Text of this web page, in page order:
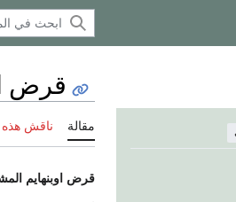
قرض
مقالة ناقش
قرض اوبنهايم